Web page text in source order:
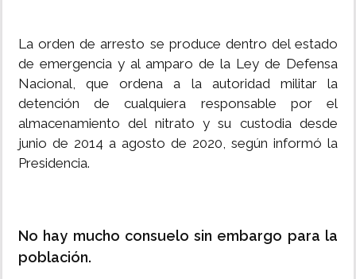
La orden de arresto se produce dentro del estado
de emergencia y al amparo de la Ley de Defensa
Nacional, que ordena a la autoridad militar la
detención de cualquiera responsable por el
almacenamiento del nitrato y su custodia desde
junio de 2014 a agosto de 2020, según informó la
Presidencia.
No hay mucho consuelo sin embargo para la
población.